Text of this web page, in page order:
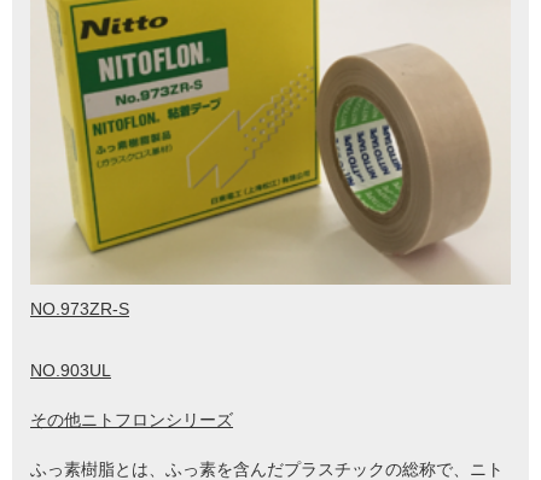
NO.973ZR-S
NO.903UL
その他ニトフロンシリーズ
ふっ素樹脂とは、ふっ素を含んだプラスチックの総称で、ニト